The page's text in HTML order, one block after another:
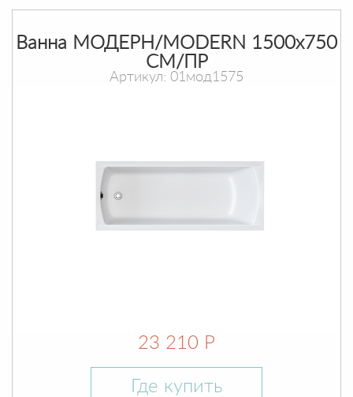
Ванна МОДЕРН/MODERN 1500х750
СМ/ПР
Артикул: 01мод1575
23 210 Р
Где купить